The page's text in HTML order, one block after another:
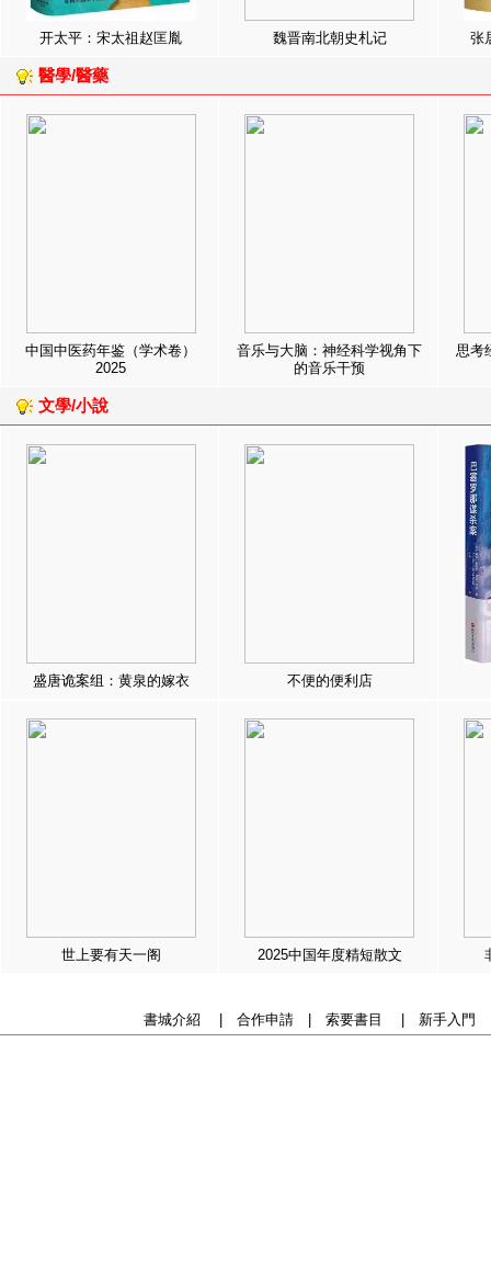
开太平：宋太祖赵匡胤 魏晋南北朝史札记 张
醫學/醫藥
中国中医药年鉴（学术卷）
2025
音乐与大脑：神经科学视角下
的音乐干预
思考
文學/小說
盛唐诡案组：黄泉的嫁衣 不便的便利店
世上要有天一阁 2025中国年度精短散文
書城介紹 合作申請| 索要書目 新手入門